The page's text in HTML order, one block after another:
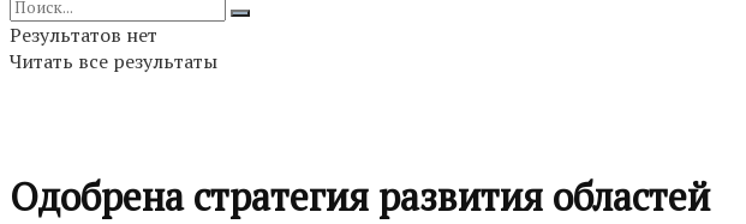
Результатов нет
Читать все результаты
Одобрена стратегия развития областей